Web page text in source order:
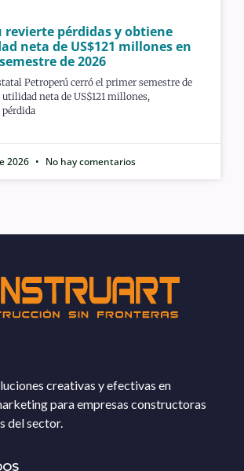
revierte pérdidas y obtiene
neta de US$121 millones en
de 2026
Petroperú cerró el primer semestre de
neta de US$121 millones,
2026
No hay comentarios
creativas y efectivas en
para empresas constructoras
del sector.